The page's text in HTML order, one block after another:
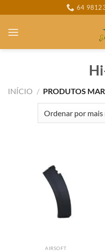
to
content
64
INÍCIO / PRODUTOS
AIRSOFT